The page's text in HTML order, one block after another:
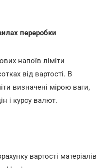
переробки
напоїв ліміти
від вартості. В
визначені мірою ваги,
і курсу валют.
вартості матеріалів